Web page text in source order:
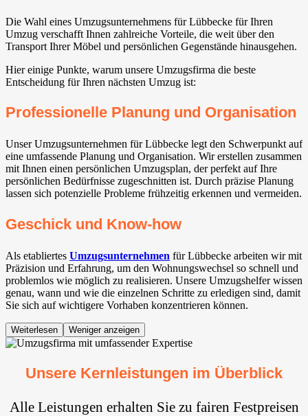
Die Wahl eines Umzugsunternehmens für Lübbecke für Ihren
Umzug verschafft Ihnen zahlreiche Vorteile, die weit über den
Transport Ihrer Möbel und persönlichen Gegenstände hinausgehen.
Hier einige Punkte, warum unsere Umzugsfirma die beste
Entscheidung für Ihren nächsten Umzug ist:
Professionelle Planung und Organisation
Unser Umzugsunternehmen für Lübbecke legt den Schwerpunkt auf
eine umfassende Planung und Organisation. Wir erstellen zusammen
mit Ihnen einen persönlichen Umzugsplan, der perfekt auf Ihre
persönlichen Bedürfnisse zugeschnitten ist. Durch präzise Planung
lassen sich potenzielle Probleme frühzeitig erkennen und vermeiden.
Geschick und Know-how
Als etabliertes Umzugsunternehmen für Lübbecke arbeiten wir mit
Präzision und Erfahrung, um den Wohnungswechsel so schnell und
problemlos wie möglich zu realisieren. Unsere Umzugshelfer wissen
genau, wann und wie die einzelnen Schritte zu erledigen sind, damit
Sie sich auf wichtigere Vorhaben konzentrieren können.
Weiterlesen Weniger anzeigen
Unsere Kernleistungen im Überblick
Alle Leistungen erhalten Sie zu fairen Festpreisen